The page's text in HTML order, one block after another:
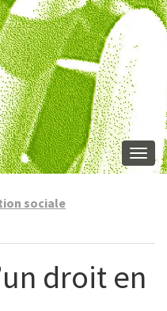
sociale
droit en